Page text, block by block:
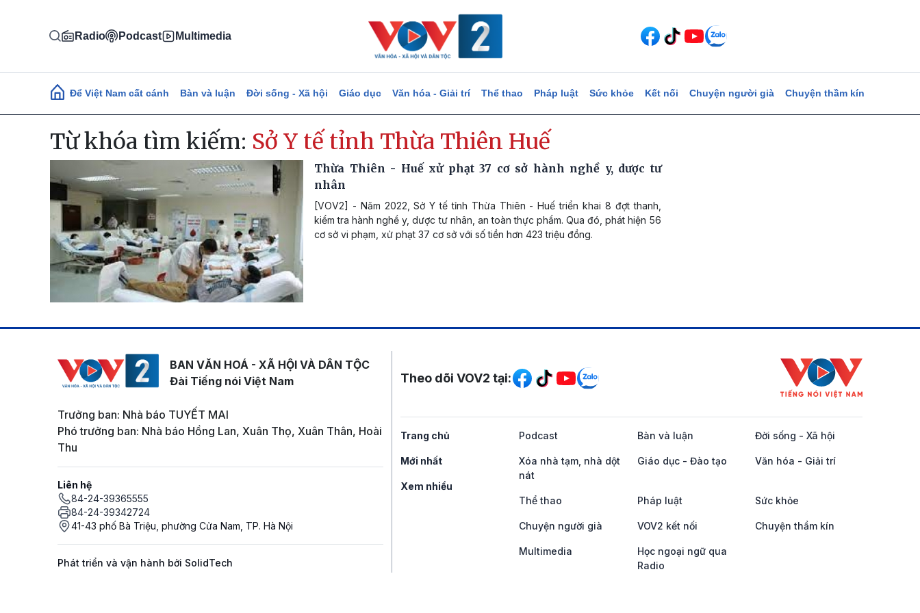
Radio Podcast Multimedia
Main navigation
Để Việt Nam cất cánh Bàn và luận Đời sống - Xã hội Giáo dục Văn hóa - Giải trí Thể thao Pháp luật Sức khỏe Kết nối Chuyện người già Chuyện thầm kín
Từ khóa tìm kiếm: Sở Y tế tỉnh Thừa Thiên Huế
Thừa Thiên - Huế xử phạt 37 cơ sở hành nghề y, dược tư
nhân
[VOV2] - Năm 2022, Sở Y tế tỉnh Thừa Thiên - Huế triển khai 8 đợt thanh,
kiểm tra hành nghề y, dược tư nhân, an toàn thực phẩm. Qua đó, phát hiện 56
cơ sở vi phạm, xử phạt 37 cơ sở với số tiền hơn 423 triệu đồng.
BAN VĂN HOÁ - XÃ HỘI VÀ DÂN TỘC
Đài Tiếng nói Việt Nam
Trưởng ban: Nhà báo TUYẾT MAI
Phó trưởng ban: Nhà báo Hồng Lan, Xuân Thọ, Xuân Thân, Hoài
Thu
Liên hệ
84-24-39365555
84-24-39342724
41-43 phố Bà Triệu, phường Cửa Nam, TP. Hà Nội
Phát triển và vận hành bởi SolidTech
Mạng xã hội
Theo dõi VOV2 tại:
Trang chủ
Mới nhất
Xem nhiều
Podcast Bàn và luận Đời sống - Xã hội
Xóa nhà tạm, nhà dột
nát
Giáo dục - Đào tạo Văn hóa - Giải trí
Thể thao Pháp luật Sức khỏe
Chuyện người già VOV2 kết nối Chuyện thầm kín
Multimedia
Học ngoại ngữ qua
Radio